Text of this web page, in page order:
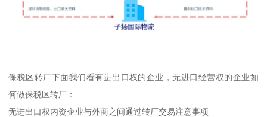
保税区转厂下面我们看有进出口权的企业，无进口经营权的企业如
何做保税区转厂：
无进出口权内资企业与外商之间通过转厂交易注意事项